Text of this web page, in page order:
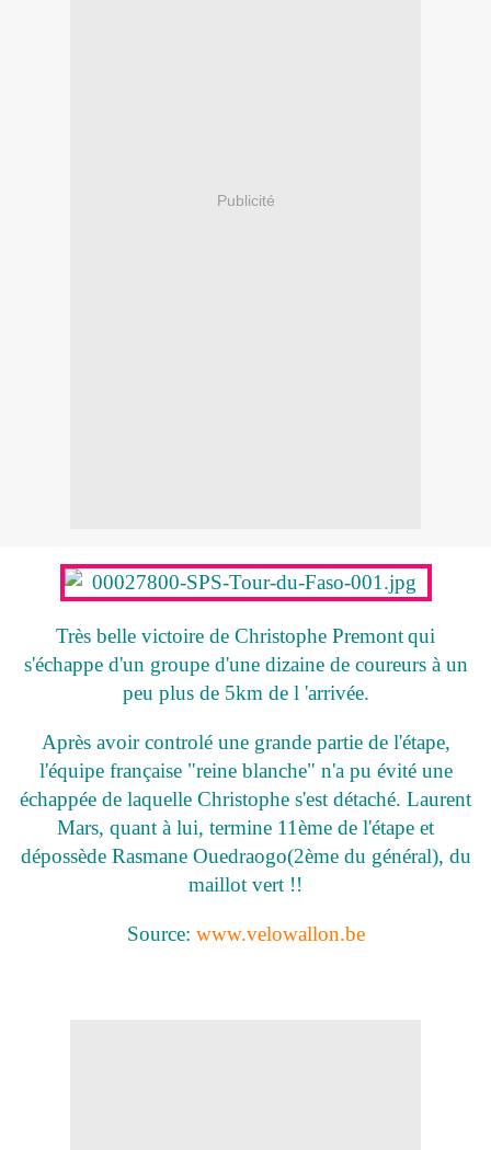
Publicité
Très belle victoire de Christophe Premontqui
s'échappe d'un groupe d'une dizaine de coureurs à un
peu plus de 5km de l 'arrivée.
Après avoir controlé une grande partie de l'étape,
l'équipe française "reine blanche" n'a pu évité une
échappée de laquelle Christophe s'est détaché. Laurent
Mars, quant à lui, termine 11ème de l'étape et
dépossède Rasmane Ouedraogo(2ème du général), du
maillot vert !!
Source: www.velowallon.be